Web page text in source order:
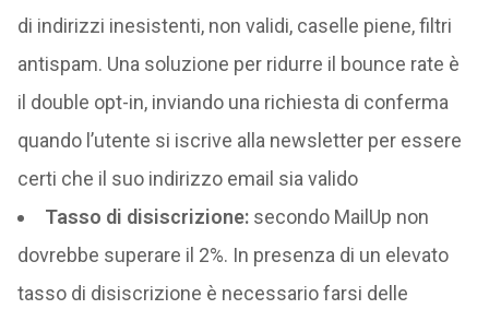
di indirizzi inesistenti, non validi, caselle piene, filtri
antispam. Una soluzione per ridurre il bounce rate è
il double opt-in, inviando una richiesta di conferma
quando l’utente si iscrive alla newsletter per essere
certi che il suo indirizzo email sia valido
Tasso di disiscrizione:secondo MailUp non
dovrebbe superare il 2%. In presenza di un elevato
tasso di disiscrizione è necessario farsi delle